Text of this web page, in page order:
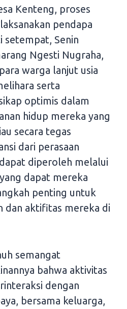
Kenteng, proses
pendapa
setempat, Senin
Ngesti Nugraha,
warga lanjut usia
serta
optimis dalam
hidup mereka yang
secara tegas
dari perasaan
diperoleh melalui
dapat mereka
penting untuk
dan aktifitas mereka di
semangat
bahwa aktivitas
dengan
bersama keluarga,